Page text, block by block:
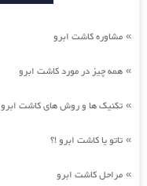
» مشاوره کاشت ابرو
» همه چیز در مورد کاشت ابرو
» تکنیک ها و روش های کاشت ابرو
» تاتو یا کاشت ابرو !؟
» مراحل کاشت ابرو